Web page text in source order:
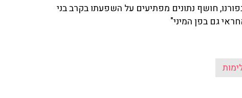
חושף נתונים מפתיעים על השפעתו בקרב בני
גם בפן המיני"